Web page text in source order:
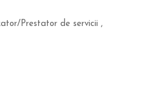
Prestator de servicii ,